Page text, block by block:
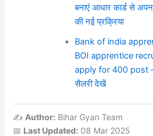
बनाएं आधार कार्ड से
की नई प्रक्रिया
Bank of india
BOI apprentice
apply for 400 post –
सैलरी देखें
✍️ Author: Bihar Gyan Team
📅 Last Updated: 08 Mar 2025